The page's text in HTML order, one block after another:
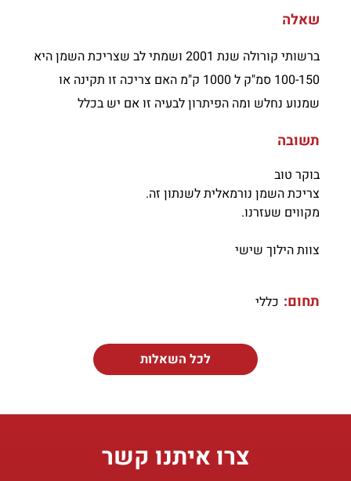
שאלה
ברשותי קורולה שנת 2001 ושמתי לב שצריכת השמן היא
100-150 סמ"ק ל 1000 ק"מ האם צריכה זו תקינה או
שמנוע נחלש ומה הפיתרון לבעיה זו אם יש בכלל
תשובה
בוקר טוב
צריכת השמן נורמאלית לשנתון זה.
מקווים שעזרנו.
צוות הילוך שישי
תחום: כללי
לכל השאלות
צרו איתנו קשר